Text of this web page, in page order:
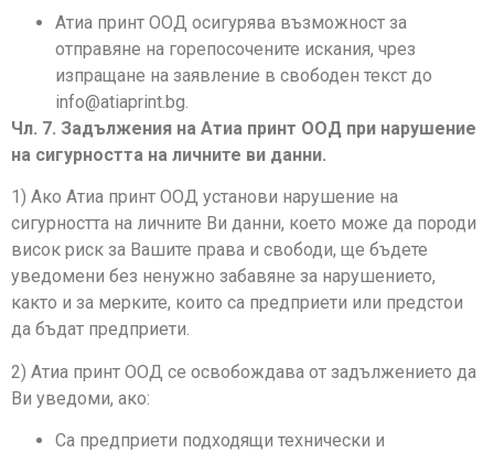
Атиа принт ООД осигурява възможност за
отправяне на горепосочените искания, чрез
изпращане на заявление в свободен текст до
info@atiaprint.bg.
Чл. 7. Задължения на Атиа принт ООД при нарушение
на сигурността на личните ви данни.
1) Ако Атиа принт ООД установи нарушение на
сигурността на личните Ви данни, което може да породи
висок риск за Вашите права и свободи, ще бъдете
уведомени без ненужно забавяне за нарушението,
както и за мерките, които са предприети или предстои
да бъдат предприети.
2) Атиа принт ООД се освобождава от задължението да
Ви уведоми, ако:
Са предприети подходящи технически и